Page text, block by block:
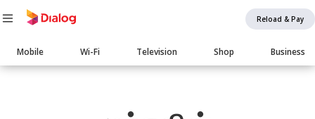
Reload & Pay
Main
navigation
Mobile Wi-Fi Television Shop Business
Body